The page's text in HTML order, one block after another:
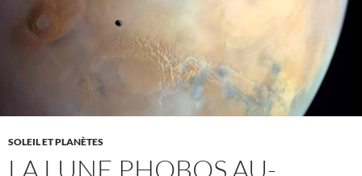
SOLEIL ET PLANÈTES
LA LUNE PHOBOS AU-